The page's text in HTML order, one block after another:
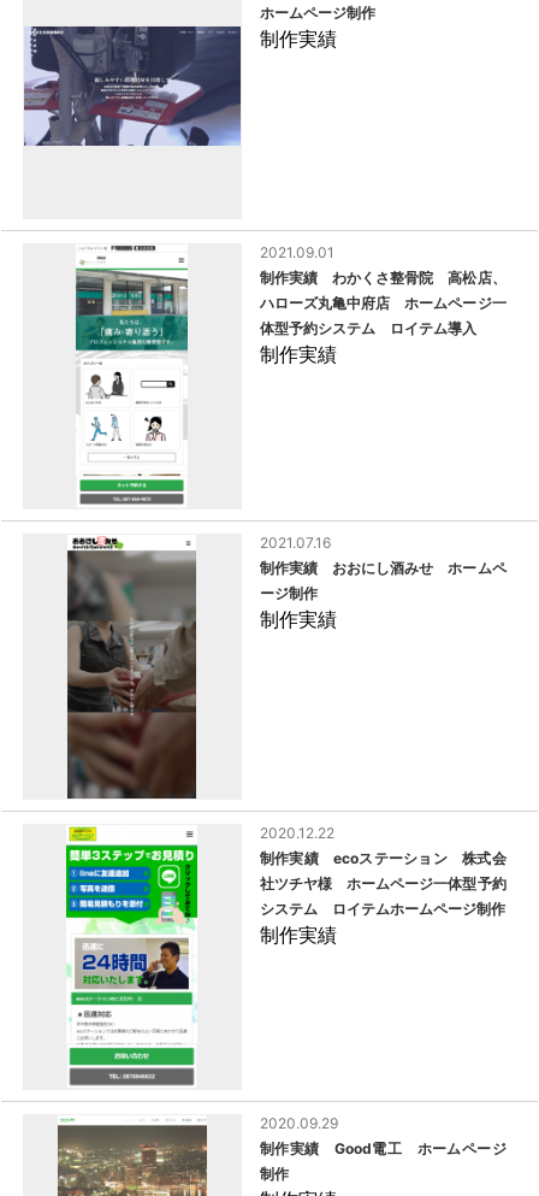
ホームページ制作
制作実績
制作実績 わかくさ整骨院 高松店、
ハローズ丸亀中府店 ホームページ一
体型予約システム ロイテム導入
制作実績
2021.09.01
制作実績 おおにし酒みせ ホームペ
ージ制作
制作実績
2021.07.16
制作実績 ecoステーション 株式会
社ツチヤ様 ホームページ一体型予約
システム ロイテムホームページ制作
制作実績
2020.12.22
制作実績 Good電工 ホームページ
制作
2020.09.29